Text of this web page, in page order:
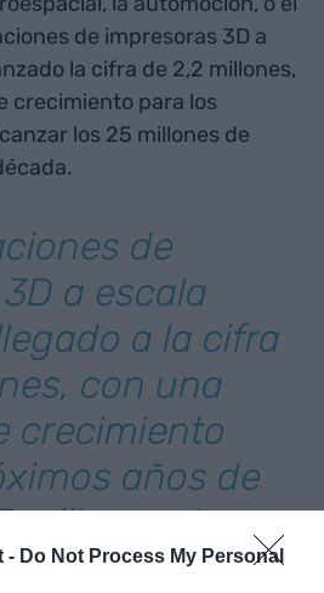
- Do Not Process My Personal
de impresoras 3D a
la cifra de 2,2 millones,
crecimiento para los
los 25 millones de
de
a escala
a la cifra
con una
crecimiento
años de
millones de
en una década